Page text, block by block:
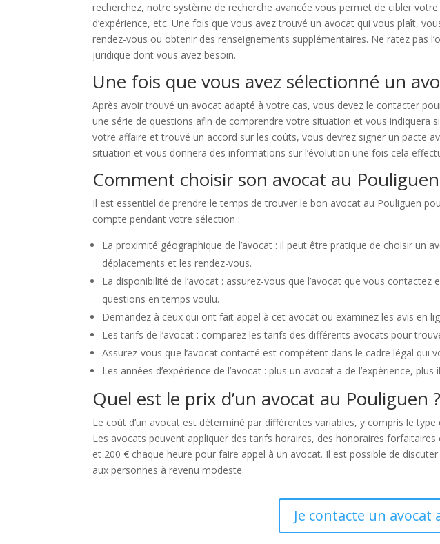
recherchez, notre système de recherche avancée vous permet de cibler
d’expérience, etc. Une fois que vous avez trouvé un avocat qui vous plaît,
rendez-vous ou obtenir des renseignements supplémentaires. Ne ratez pas
juridique dont vous avez besoin.
Une fois que vous avez sélectionné un
Après avoir trouvé un avocat adapté à votre cas, vous devez le contacter
une série de questions afin de comprendre votre situation et vous indiquera
votre affaire et trouvé un accord sur les coûts, vous devrez signer un pacte
situation et vous donnera des informations sur l’évolution une fois cela
Comment choisir son avocat au
Il est essentiel de prendre le temps de trouver le bon avocat au Pouliguen
compte pendant votre sélection :
La proximité géographique de l’avocat : il peut être pratique de choisir un
déplacements et les rendez-vous.
La disponibilité de l’avocat : assurez-vous que l’avocat que vous
questions en temps voulu.
Demandez à ceux qui ont fait appel à cet avocat ou examinez les avis en
Les tarifs de l’avocat : comparez les tarifs des différents avocats pour
Assurez-vous que l’avocat contacté est compétent dans le cadre légal qui
Les années d’expérience de l’avocat : plus un avocat a de l’expérience,
Quel est le prix d’un avocat au Pouliguen ?
Le coût d’un avocat est déterminé par différentes variables, y compris le
Les avocats peuvent appliquer des tarifs horaires, des honoraires
et 200 € chaque heure pour faire appel à un avocat. Il est possible de
aux personnes à revenu modeste.
Je contacte un